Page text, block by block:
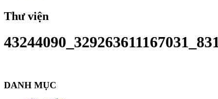
Thư viện
DANH MỤC